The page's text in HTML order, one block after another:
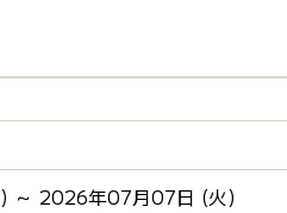
～ 2026年07月07日 (火)